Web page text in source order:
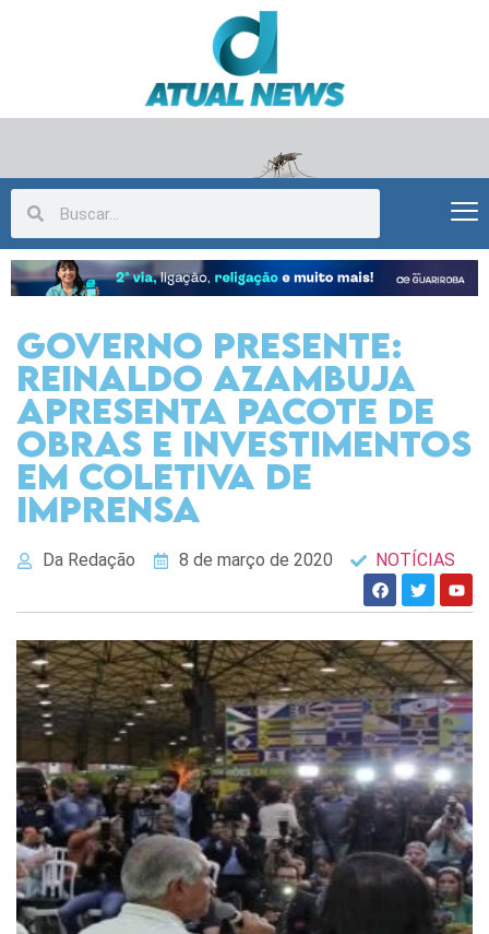
Governo Presente:
Reinaldo Azambuja
apresenta pacote de
obras e investimentos
em coletiva de
imprensa
Da Redação 8 de março de 2020 NOTÍCIAS